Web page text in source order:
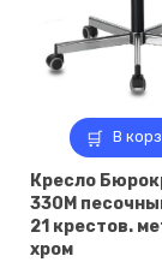
В
Кресло
330M
21 крестов.
хром